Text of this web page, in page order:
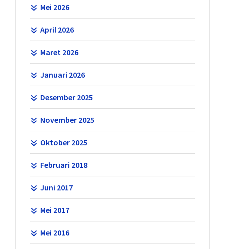
Mei 2026
April 2026
Maret 2026
Januari 2026
Desember 2025
November 2025
Oktober 2025
Februari 2018
Juni 2017
Mei 2017
Mei 2016